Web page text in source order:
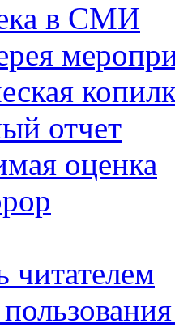
в СМИ
отчет
оценка
читателем